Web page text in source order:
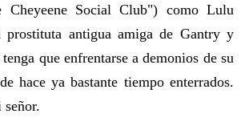
Cheyeene Social Club") como Lulu
prostituta antigua amiga de Gantry y
que enfrentarse a demonios de su
hace ya bastante tiempo enterrados.
señor.